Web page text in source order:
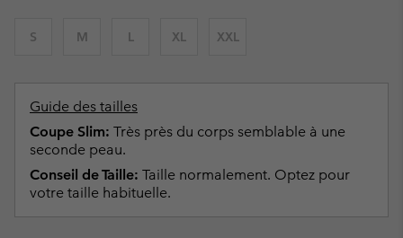
S M L XL XXL
Guide des tailles
Coupe Slim: Très près du corps semblable à une
seconde peau.
Conseil de Taille: Taille normalement. Optez pour
votre taille habituelle.